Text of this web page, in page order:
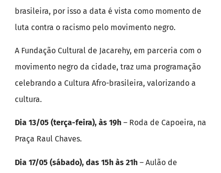
brasileira, por isso a data é vista como momento de
luta contra o racismo pelo movimento negro.
A Fundação Cultural de Jacarehy, em parceria com o
movimento negro da cidade, traz uma programação
celebrando a Cultura Afro-brasileira, valorizando a
cultura.
Dia 13/05 (terça-feira), às 19h – Roda de Capoeira, na
Praça Raul Chaves.
Dia 17/05 (sábado), das 15h às 21h – Aulão de